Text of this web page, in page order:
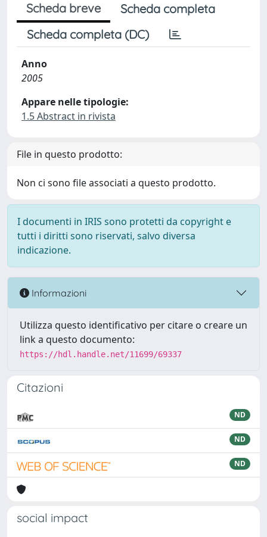
Scheda breve
Scheda completa
Scheda completa (DC)
Anno
2005
Appare nelle tipologie:
1.5 Abstract in rivista
File in questo prodotto:
Non ci sono file associati a questo prodotto.
I documenti in IRIS sono protetti da copyright e
tutti i diritti sono riservati, salvo diversa
indicazione.
Informazioni
Utilizza questo identificativo per citare o creare un
link a questo documento:
https://hdl.handle.net/11699/69337
Citazioni
ND
ND
ND
social impact